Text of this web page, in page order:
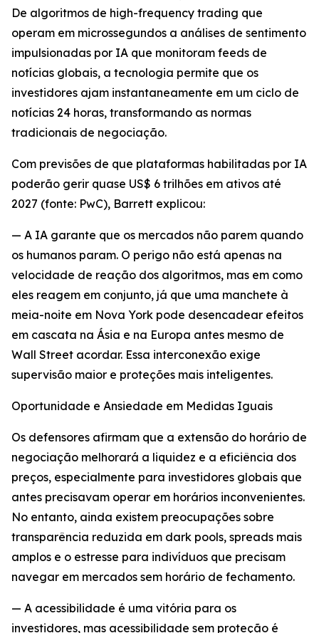
De algoritmos de high-frequency trading que
operam em microssegundos a análises de sentimento
impulsionadas por IA que monitoram feeds de
notícias globais, a tecnologia permite que os
investidores ajam instantaneamente em um ciclo de
notícias 24 horas, transformando as normas
tradicionais de negociação.
Com previsões de que plataformas habilitadas por IA
poderão gerir quase US$ 6 trilhões em ativos até
2027 (fonte: PwC), Barrett explicou:
— A IA garante que os mercados não parem quando
os humanos param. O perigo não está apenas na
velocidade de reação dos algoritmos, mas em como
eles reagem em conjunto, já que uma manchete à
meia-noite em Nova York pode desencadear efeitos
em cascata na Ásia e na Europa antes mesmo de
Wall Street acordar. Essa interconexão exige
supervisão maior e proteções mais inteligentes.
Oportunidade e Ansiedade em Medidas Iguais
Os defensores afirmam que a extensão do horário de
negociação melhorará a liquidez e a eficiência dos
preços, especialmente para investidores globais que
antes precisavam operar em horários inconvenientes.
No entanto, ainda existem preocupações sobre
transparência reduzida em dark pools, spreads mais
amplos e o estresse para indivíduos que precisam
navegar em mercados sem horário de fechamento.
— A acessibilidade é uma vitória para os
investidores, mas acessibilidade sem proteção é